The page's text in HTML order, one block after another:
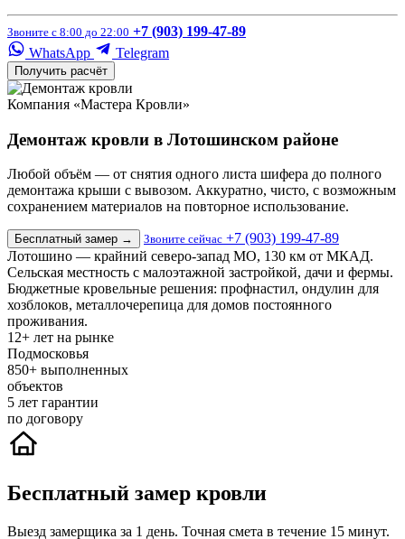
Звоните с 8:00 до 22:00 +7 (903) 199-47-89
WhatsApp
Telegram
Получить расчёт
Компания «Мастера Кровли»
Демонтаж кровли в Лотошинском районе
Любой объём — от снятия одного листа шифера до полного
демонтажа крыши с вывозом. Аккуратно, чисто, с возможным
сохранением материалов на повторное использование.
Бесплатный замер → Звоните сейчас +7 (903) 199-47-89
Лотошино — крайний северо-запад МО, 130 км от МКАД.
Сельская местность с малоэтажной застройкой, дачи и фермы.
Бюджетные кровельные решения: профнастил, ондулин для
хозблоков, металлочерепица для домов постоянного
проживания.
12+ лет на рынке
Подмосковья
850+ выполненных
объектов
5 лет гарантии
по договору
Бесплатный замер кровли
Выезд замерщика за 1 день. Точная смета в течение 15 минут.